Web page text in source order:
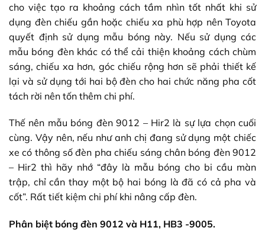
cho việc tạo ra khoảng cách tầm nhìn tốt nhất khi sử
dụng đèn chiếu gần hoặc chiếu xa phù hợp nên Toyota
quyết định sử dụng mẫu bóng này. Nếu sử dụng các
mẫu bóng đèn khác có thể cải thiện khoảng cách chùm
sáng, chiếu xa hơn, góc chiếu rộng hơn sẽ phải thiết kế
lại và sử dụng tới hai bộ đèn cho hai chức năng pha cốt
tách rời nên tốn thêm chi phí.
Thế nên mẫu bóng đèn 9012 – Hir2 là sự lựa chọn cuối
cùng. Vậy nên, nếu như anh chị đang sử dụng một chiếc
xe có thông số đèn pha chiếu sáng chân bóng đèn 9012
– Hir2 thì hãy nhớ “đây là mẫu bóng cho bi cầu màn
trập, chỉ cần thay một bộ hai bóng là đã có cả pha và
cốt”. Rất tiết kiệm chi phí khi nâng cấp đèn.
Phân biệt bóng đèn 9012 và H11, HB3 -9005.